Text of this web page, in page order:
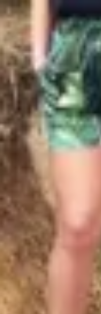
Profitez d'un
Basculer
la
navigation
CONTRIBUTION
Ma coquine